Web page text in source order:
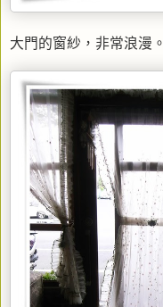
大門的窗紗，非常浪漫。